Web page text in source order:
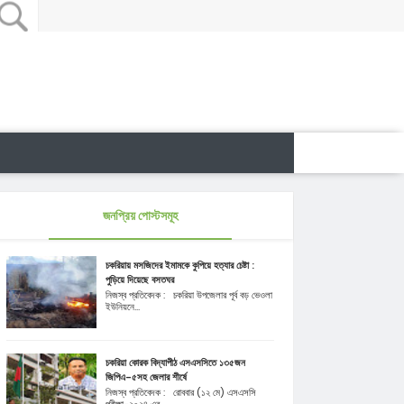
জনপ্রিয় পোস্টসমূহ
চকরিয়ায় মসজিদের ইমামকে কুপিয়ে হত্যার চেষ্টা :
পুড়িয়ে দিয়েছে বসতঘর
নিজস্ব প্রতিবেদক : চকরিয়া উপজেলার পূর্ব বড় ভেওলা
ইউনিয়নে...
চকরিয়া কোরক বিদ্যাপীঠ এসএসসিতে ১৩৫জন
জিপিএ-৫সহ জেলার শীর্ষে
নিজস্ব প্রতিবেদক : রোববার (১২ মে) এসএসসি